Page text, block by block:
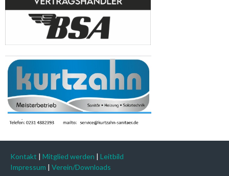
Kontakt | Mitglied werden | Leitbild
Impressum | Verein/Downloads